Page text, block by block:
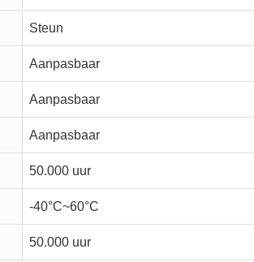
Steun
Aanpasbaar
Aanpasbaar
Aanpasbaar
50.000 uur
-40°C~60°C
50.000 uur